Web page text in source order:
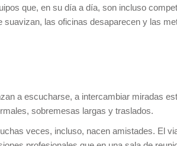
que, en su día a día, son incluso
las oficinas desaparecen y las
a escucharse, a intercambiar miradas
sobremesas largas y traslados.
veces, incluso, nacen amistades. El